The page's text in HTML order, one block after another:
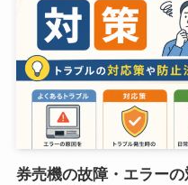
券売機の故障・エラー